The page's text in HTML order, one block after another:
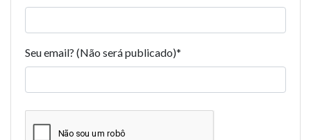
Seu email? (Não será publicado)*